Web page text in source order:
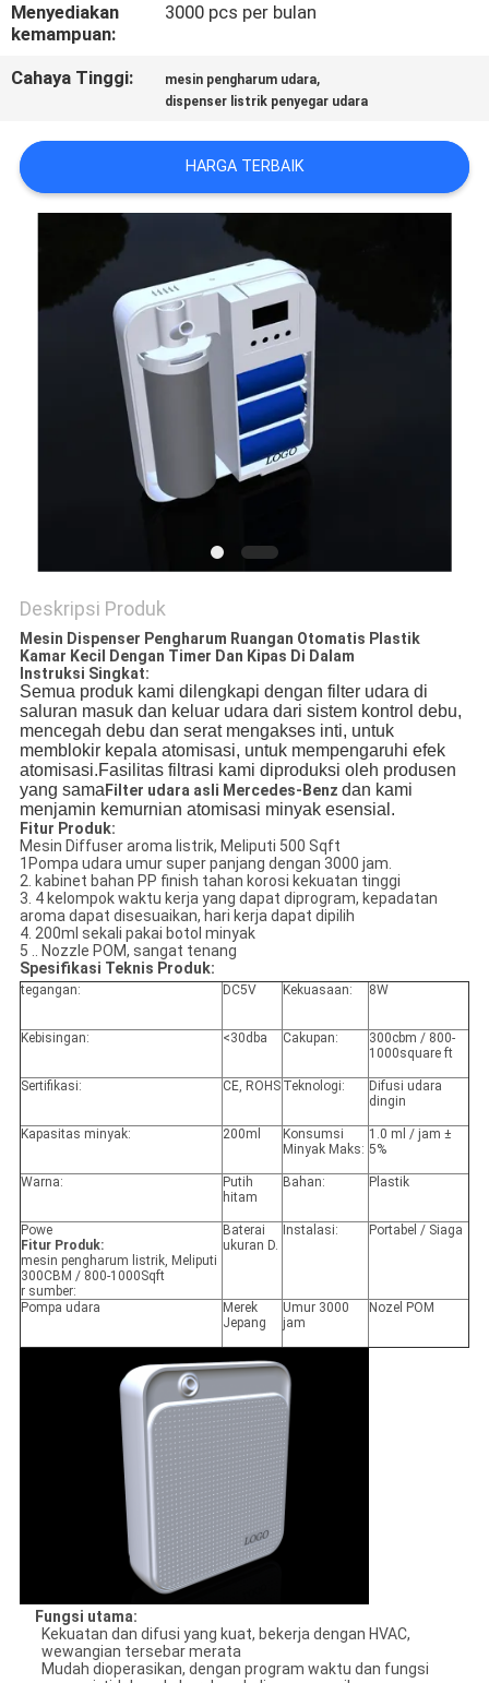
SHOPPING
ONLINE
SITEMAP
PRIVACY
Menyediakan
kemampuan:
3000 pcs per bulan
Cahaya Tinggi: mesin pengharum udara,
dispenser listrik penyegar udara
HARGA TERBAIK
Deskripsi Produk
Mesin Dispenser Pengharum Ruangan Otomatis Plastik
Kamar Kecil Dengan Timer Dan Kipas Di Dalam
Instruksi Singkat:
Semua produk kami dilengkapi dengan filter udara di
saluran masuk dan keluar udara dari sistem kontrol debu,
mencegah debu dan serat mengakses inti, untuk
memblokir kepala atomisasi, untuk mempengaruhi efek
atomisasi.Fasilitas filtrasi kami diproduksi oleh produsen
yang samaFilter udara asli Mercedes-Benz dan kami
menjamin kemurnian atomisasi minyak esensial.
Fitur Produk:
Mesin Diffuser aroma listrik, Meliputi 500 Sqft
1Pompa udara umur super panjang dengan 3000 jam.
2. kabinet bahan PP finish tahan korosi kekuatan tinggi
3. 4 kelompok waktu kerja yang dapat diprogram, kepadatan
aroma dapat disesuaikan, hari kerja dapat dipilih
4. 200ml sekali pakai botol minyak
5 .. Nozzle POM, sangat tenang
Spesifikasi Teknis Produk:
tegangan: DC5V Kekuasaan: 8W
Kebisingan: <30dba Cakupan:
300cbm / 800-
1000square ft
Sertifikasi: CE, ROHS Teknologi:
Difusi udara
dingin
Kapasitas minyak: 200ml
Konsumsi
Minyak Maks:
1.0 ml / jam ±
5%
Warna:
Putih
hitam
Bahan: Plastik
Powe
Fitur Produk:
mesin pengharum listrik, Meliputi
300CBM / 800-1000Sqft
r sumber:
Baterai
ukuran D.
Instalasi: Portabel / Siaga
Pompa udara
Merek
Jepang
Umur 3000
jam
Nozel POM
Fungsi utama:
Kekuatan dan difusi yang kuat, bekerja dengan HVAC,
wewangian tersebar merata
Mudah dioperasikan, dengan program waktu dan fungsi